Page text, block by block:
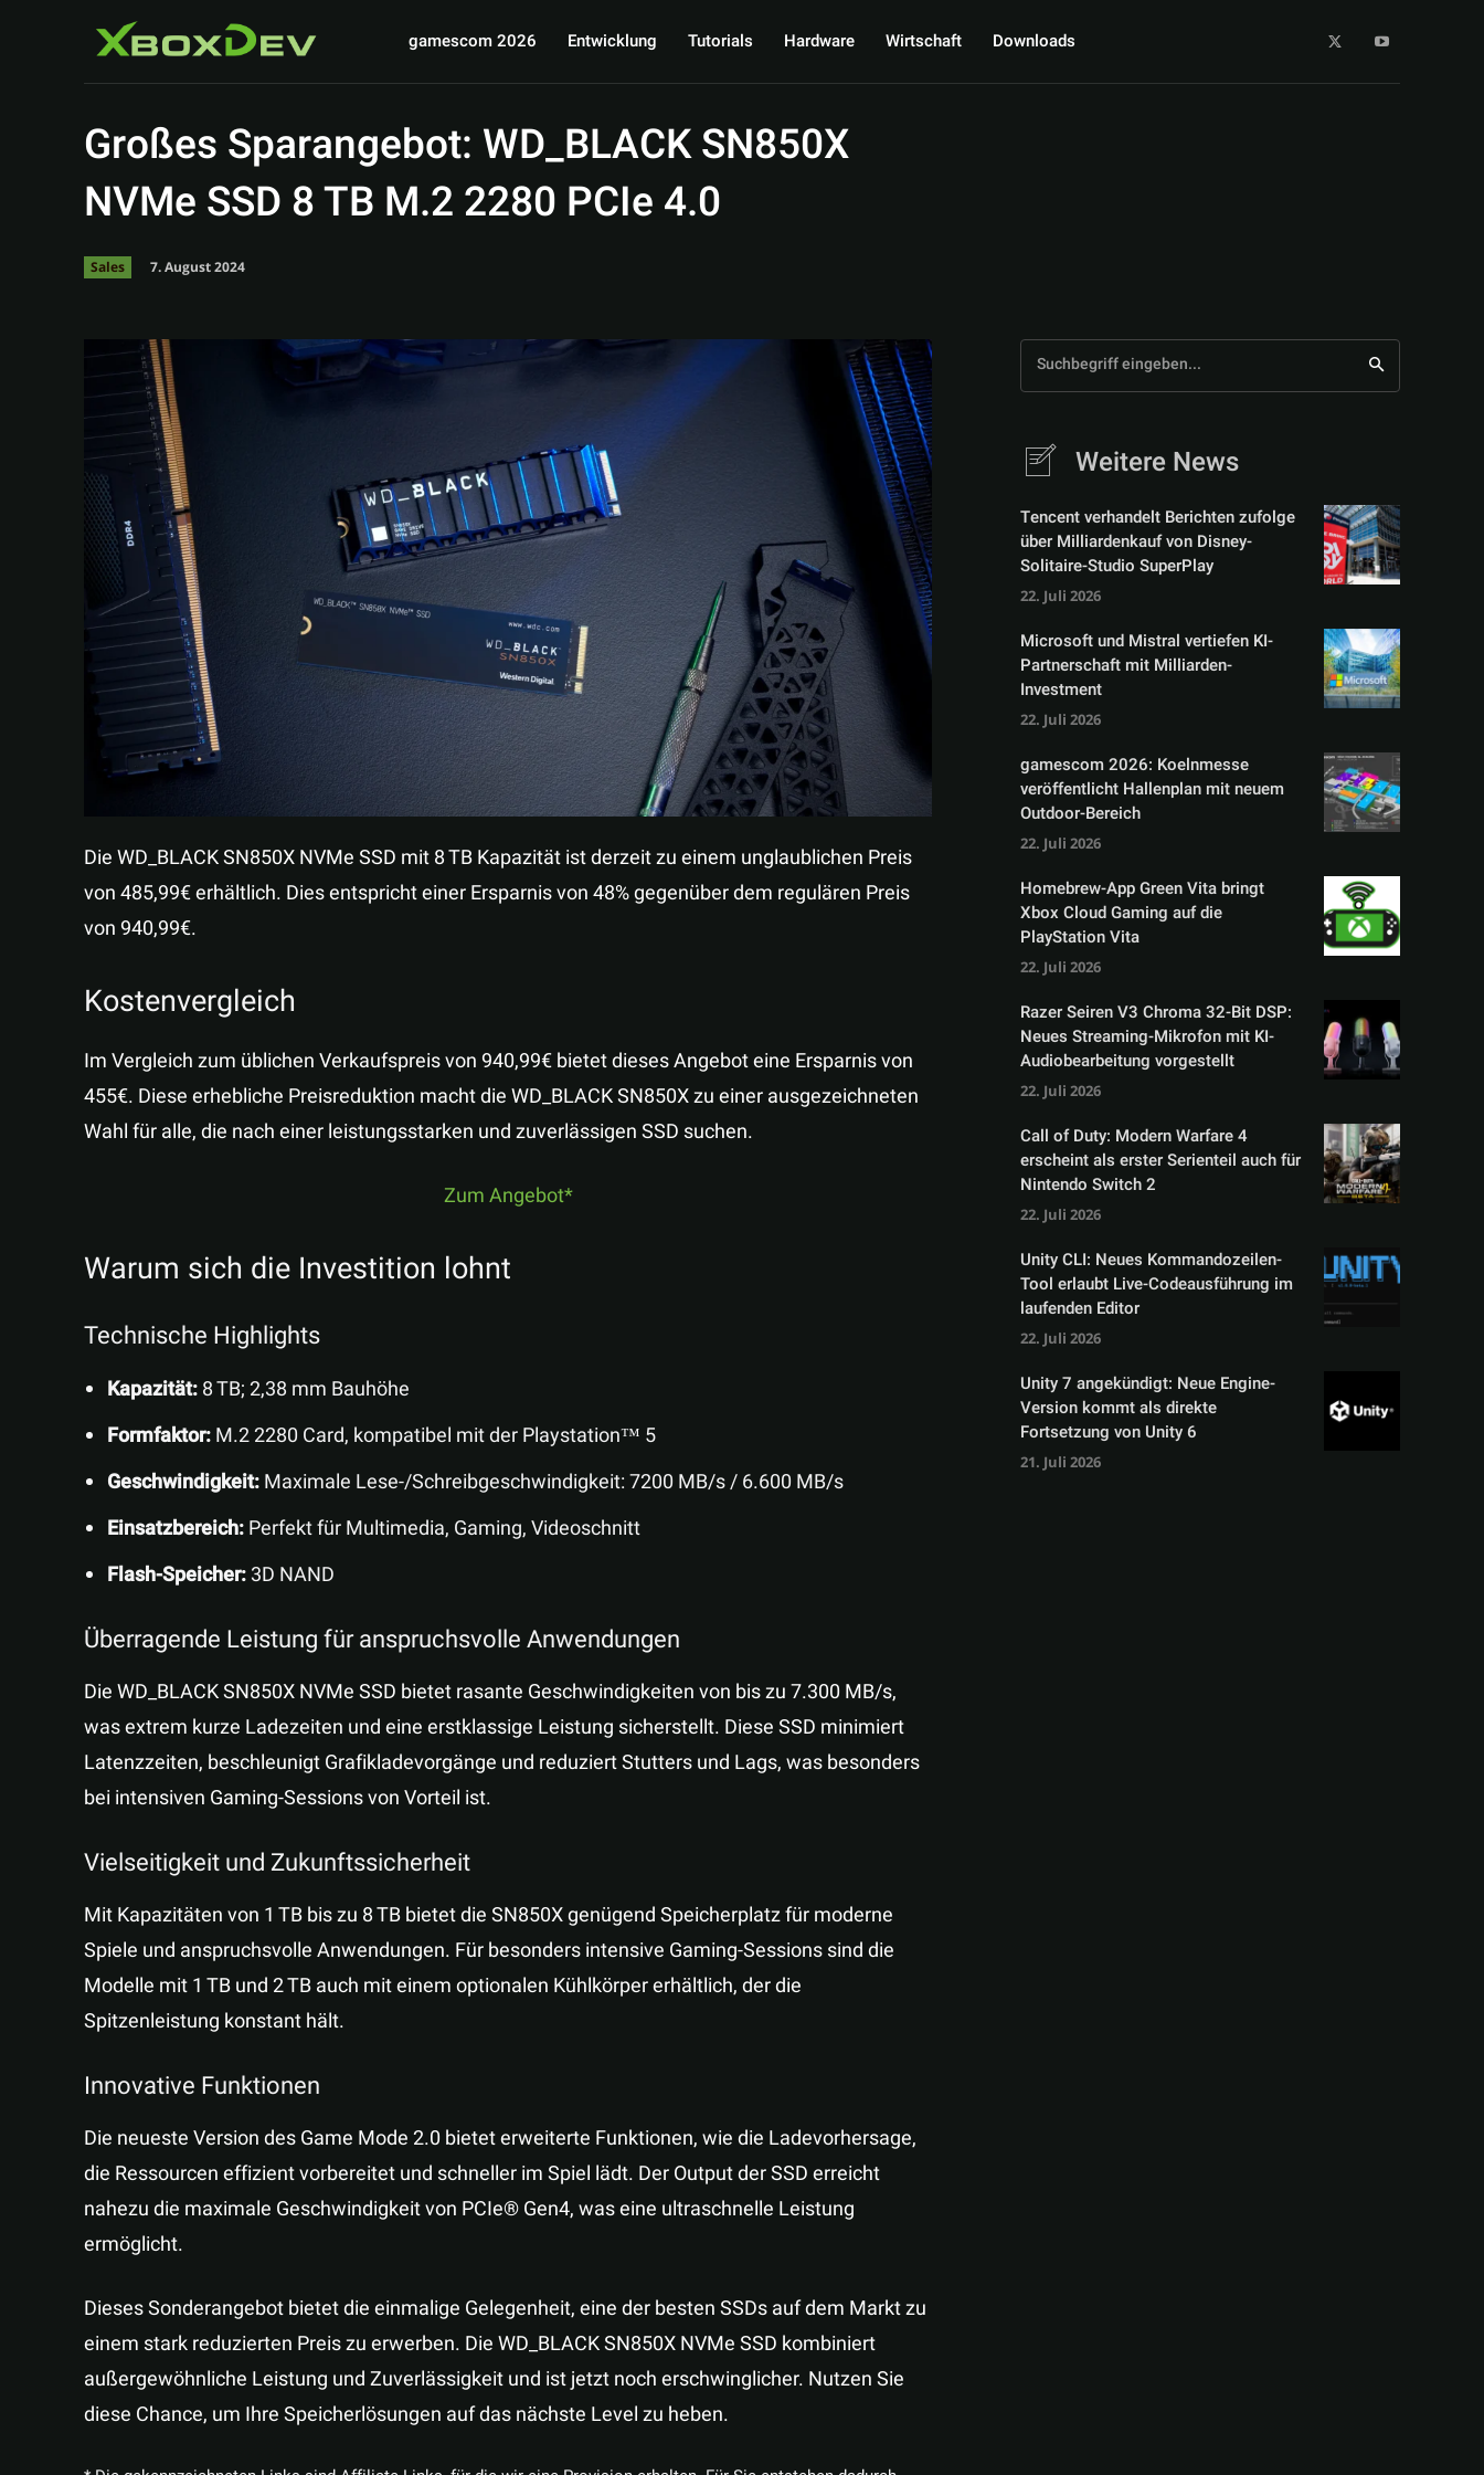
gamescom 2026 Entwicklung Tutorials Hardware Wirtschaft Downloads
Großes Sparangebot: WD_BLACK SN850X
NVMe SSD 8 TB M.2 2280 PCIe 4.0
Sales 7. August 2024
Teilen
Die WD_BLACK SN850X NVMe SSD mit 8 TB Kapazität ist derzeit zu einem unglaublichen Preis
von 485,99€ erhältlich. Dies entspricht einer Ersparnis von 48% gegenüber dem regulären Preis
von 940,99€.
Kostenvergleich
Im Vergleich zum üblichen Verkaufspreis von 940,99€ bietet dieses Angebot eine Ersparnis von
455€. Diese erhebliche Preisreduktion macht die WD_BLACK SN850X zu einer ausgezeichneten
Wahl für alle, die nach einer leistungsstarken und zuverlässigen SSD suchen.
Zum Angebot
Warum sich die Investition lohnt
Technische Highlights
Kapazität:8 TB; 2,38 mm Bauhöhe
Formfaktor:M.2 2280 Card, kompatibel mit der Playstation™ 5
Geschwindigkeit:Maximale Lese-/Schreibgeschwindigkeit: 7200 MB/s / 6.600 MB/s
Einsatzbereich:Perfekt für Multimedia, Gaming, Videoschnitt
Flash-Speicher:3D NAND
Überragende Leistung für anspruchsvolle Anwendungen
Die WD_BLACK SN850X NVMe SSD bietet rasante Geschwindigkeiten von bis zu 7.300 MB/s,
was extrem kurze Ladezeiten und eine erstklassige Leistung sicherstellt. Diese SSD minimiert
Latenzzeiten, beschleunigt Grafikladevorgänge und reduziert Stutters und Lags, was besonders
bei intensiven Gaming-Sessions von Vorteil ist.
Vielseitigkeit und Zukunftssicherheit
Mit Kapazitäten von 1 TB bis zu 8 TB bietet die SN850X genügend Speicherplatz für moderne
Spiele und anspruchsvolle Anwendungen. Für besonders intensive Gaming-Sessions sind die
Modelle mit 1 TB und 2 TB auch mit einem optionalen Kühlkörper erhältlich, der die
Spitzenleistung konstant hält.
Innovative Funktionen
Die neueste Version des Game Mode 2.0 bietet erweiterte Funktionen, wie die Ladevorhersage,
die Ressourcen effizient vorbereitet und schneller im Spiel lädt. Der Output der SSD erreicht
nahezu die maximale Geschwindigkeit von PCIe® Gen4, was eine ultraschnelle Leistung
ermöglicht.
Dieses Sonderangebot bietet die einmalige Gelegenheit, eine der besten SSDs auf dem Markt zu
einem stark reduzierten Preis zu erwerben. Die WD_BLACK SN850X NVMe SSD kombiniert
außergewöhnliche Leistung und Zuverlässigkeit und ist jetzt noch erschwinglicher. Nutzen Sie
diese Chance, um Ihre Speicherlösungen auf das nächste Level zu heben.
Suchbegriff eingeben...
Weitere News
Tencent verhandelt Berichten zufolge
über Milliardenkauf von Disney-
Solitaire-Studio SuperPlay
22. Juli 2026
Microsoft und Mistral vertiefen KI-
Partnerschaft mit Milliarden-
Investment
22. Juli 2026
gamescom 2026: Koelnmesse
veröffentlicht Hallenplan mit neuem
Outdoor-Bereich
22. Juli 2026
Homebrew-App Green Vita bringt
Xbox Cloud Gaming auf die
PlayStation Vita
22. Juli 2026
Razer Seiren V3 Chroma 32-Bit DSP:
Neues Streaming-Mikrofon mit KI-
Audiobearbeitung vorgestellt
22. Juli 2026
Call of Duty: Modern Warfare 4
erscheint als erster Serienteil auch für
Nintendo Switch 2
22. Juli 2026
Unity CLI: Neues Kommandozeilen-
Tool erlaubt Live-Codeausführung im
laufenden Editor
22. Juli 2026
Unity 7 angekündigt: Neue Engine-
Version kommt als direkte
Fortsetzung von Unity 6
21. Juli 2026